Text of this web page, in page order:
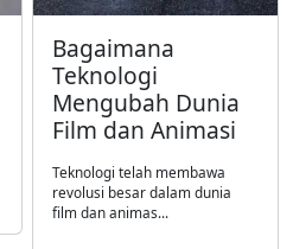
Bagaimana
Teknologi
Mengubah Dunia
Film dan Animasi
Teknologi telah membawa
revolusi besar dalam dunia
film dan animas...